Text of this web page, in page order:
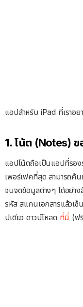
แอปสำหรับ iPad ที่เราอย
1. โน้ต (Notes) ข
แอปโน้ตถือเป็นแอปที่รอ
เพอร์เฟคที่สุด สามารถ
จนจดข้อมูลต่างๆ ได้อย่า
รหัส สแกนเอกสารแล้วเ
ปเดียว ดาวน์โหลด ที่นี่ (ฟ